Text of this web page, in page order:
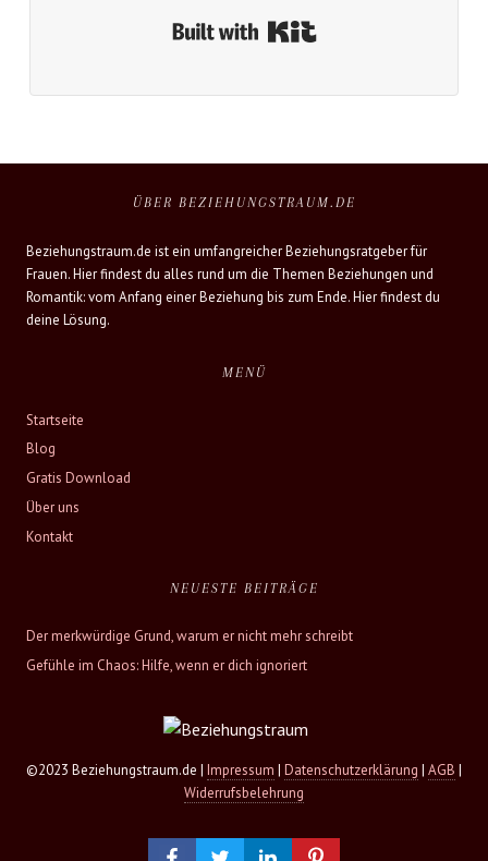
Built with Kit
ÜBER BEZIEHUNGSTRAUM.DE
Beziehungstraum.de ist ein umfangreicher Beziehungsratgeber für
Frauen. Hier findest du alles rund um die Themen Beziehungen und
Romantik: vom Anfang einer Beziehung bis zum Ende. Hier findest du
deine Lösung.
MENÜ
Startseite
Blog
Gratis Download
Über uns
Kontakt
NEUESTE BEITRÄGE
Der merkwürdige Grund, warum er nicht mehr schreibt
Gefühle im Chaos: Hilfe, wenn er dich ignoriert
©2023 Beziehungstraum.de | Impressum | Datenschutzerklärung | AGB |
Widerrufsbelehrung